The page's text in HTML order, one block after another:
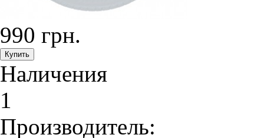
990 грн.
Наличения
1
Производитель: